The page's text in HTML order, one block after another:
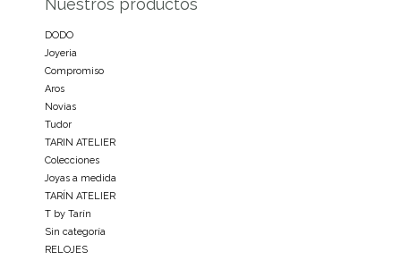
DODO
Joyeria
Compromiso
Aros
Novias
Tudor
TARIN ATELIER
Colecciones
Joyas a medida
TARÍN ATELIER
T by Tarín
Sin categoría
RELOJES